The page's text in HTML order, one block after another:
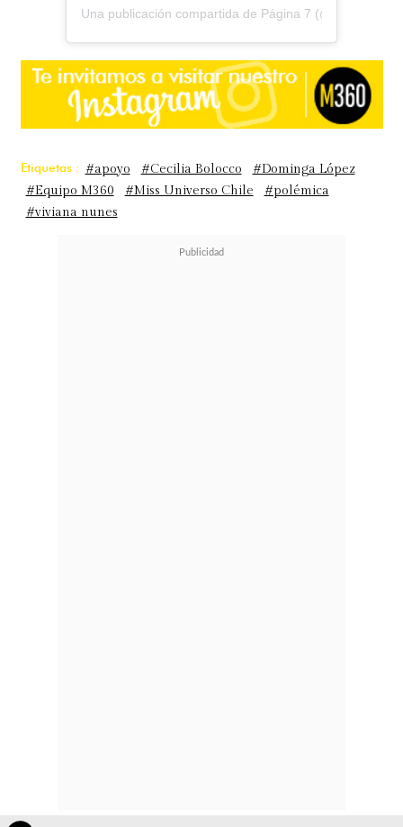
Una publicación compartida de Página 7
Etiquetas : #apoyo #Cecilia Bolocco
#Dominga López
#Equipo M360
#Miss Universo Chile
#polémica
#viviana nunes